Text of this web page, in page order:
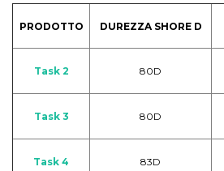
PRODOTTO DUREZZA SHORE D
Task 2 80D
Task 3 80D
Task 4 83D